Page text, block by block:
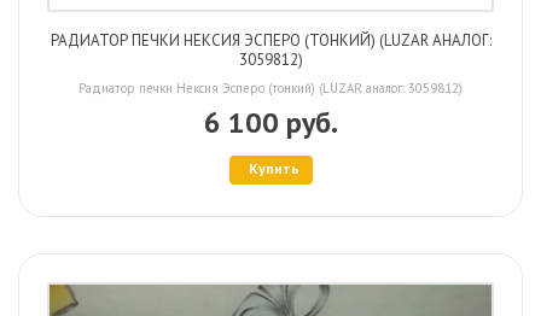
РАДИАТОР ПЕЧКИ НЕКСИЯ ЭСПЕРО (ТОНКИЙ) (LUZAR АНАЛОГ:
3059812)
Радиатор печки Нексия Эсперо (тонкий) (LUZAR аналог: 3059812)
6 100 руб.
Купить